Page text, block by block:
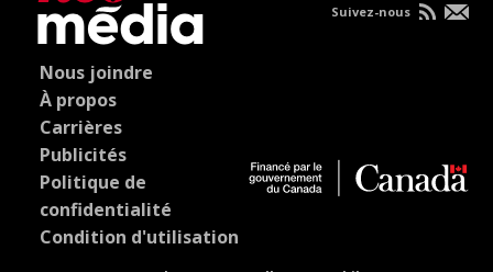
Nous joindre
À propos
Carrières
Publicités
Politique de
confidentialité
Condition d'utilisation
Suivez-nous